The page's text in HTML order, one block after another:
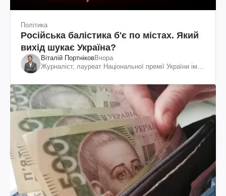
Політика
Російська балістика б'є по містах. Який
вихід шукає Україна?
Віталій ПортніковВчора
Журналіст, лауреат Національної премії України ім.